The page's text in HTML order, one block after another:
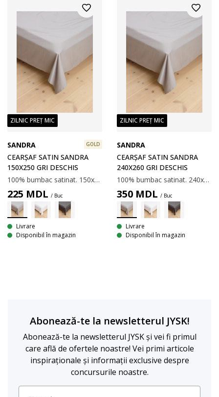
ZILNIC PREȚ MIC
SANDRA GOLD
CEARȘAF SATIN SANDRA
150X250 GRI DESCHIS
100% bumbac satinat. 150x250 cm
225 MDL / Buc
Livrare
Disponibil în magazin
ZILNIC PREȚ MIC
SANDRA
CEARȘAF SATIN SANDRA
240X260 GRI DESCHIS
100% bumbac satinat. 240x260 cm
350 MDL / Buc
Livrare
Disponibil în magazin
Abonează-te la newsletterul JYSK!
Abonează-te la newsletterul JYSK și vei fi primul
care află de ofertele noastre! Vei primi articole
inspiraționale și informații exclusive despre
concursurile noastre.